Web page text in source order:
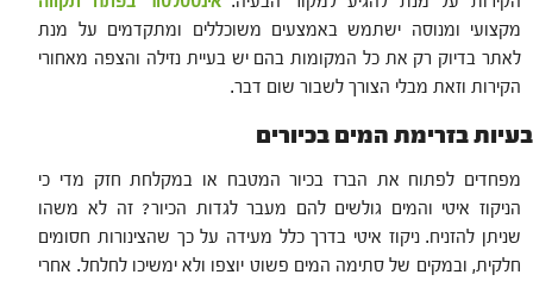
מקצועי ומנוסה ישתמש באמצעים משוכללים ומתקדמים על מנת
לאתר בדיוק רק את כל המקומות בהם יש בעיית נזילה והצפה מאחורי
הקירות וזאת מבלי הצורך לשבור שום דבר.
בעיות בזרימת המים בכיורים
מפחדים לפתוח את הברז בכיור המטבח או במקלחת חזק מדי כי
הניקוז איטי והמים גולשים להם מעבר לגדות הכיור? זה לא משהו
שניתן להזניח. ניקוז איטי בדרך כלל מעידה על כך שהצינורות חסומים
חלקית, ובמקים של סתימה המים פשוט יוצפו ולא ימשיכו לחלחל. אחרי